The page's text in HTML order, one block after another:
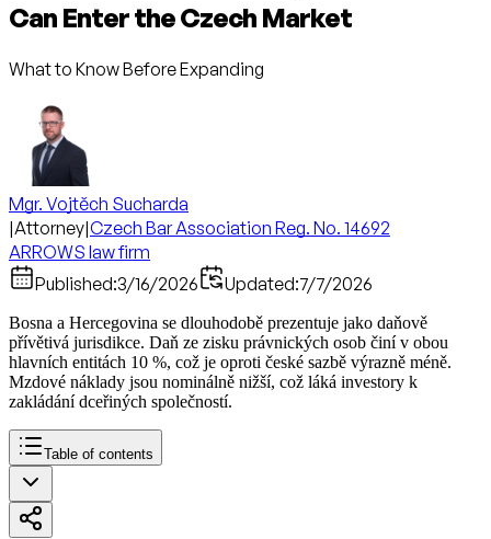
Can Enter the Czech Market
What to Know Before Expanding
Mgr. Vojtěch Sucharda
|Attorney|Czech Bar Association Reg. No. 14692
ARROWS law firm
Published:3/16/2026 Updated:7/7/2026
Bosna a Hercegovina se dlouhodobě prezentuje jako daňově
přívětivá jurisdikce. Daň ze zisku právnických osob činí v obou
hlavních entitách 10 %, což je oproti české sazbě výrazně méně.
Mzdové náklady jsou nominálně nižší, což láká investory k
zakládání dceřiných společností.
Table of contents